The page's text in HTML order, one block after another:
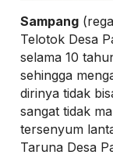
Sampang
Telotok Desa
selama 10
sehingga
dirinya tidak
sangat tidak
tersenyum
Taruna Desa